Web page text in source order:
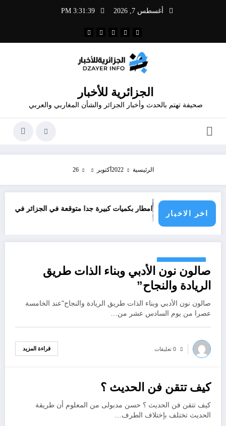
أغسطس 7, 2026 3:31:39 PM
الجزائرية للأخبار
صحيفة تهتم بالحدث وأخبار الجزائر والشأن المغاربي والعربي
الرئيسية 2022 أكتوبر 26
اخر الاخبار
امطار بكميات كبيرة جدا متوقعة في الجزائر في شهري سبتمبر و
أكتوبر 26, 2022
صالون نون الأدبي وبناء الذات طريق
الريادة والنجاح”
صالون نون الأدبي وبناء الذات طريق الريادة والنجاح"عند الخامسة
عصرا من يوم السادس عشر من…
0 تعليقات قراءة المزيد
أكتوبر 26, 2022
كيف تتقن فن الحديث ؟
كيف تتقن فن الحديث ؟ حسن مدبولى من المعلوم أن طريقة
الحديث تختلف بإختلاف الطرف…